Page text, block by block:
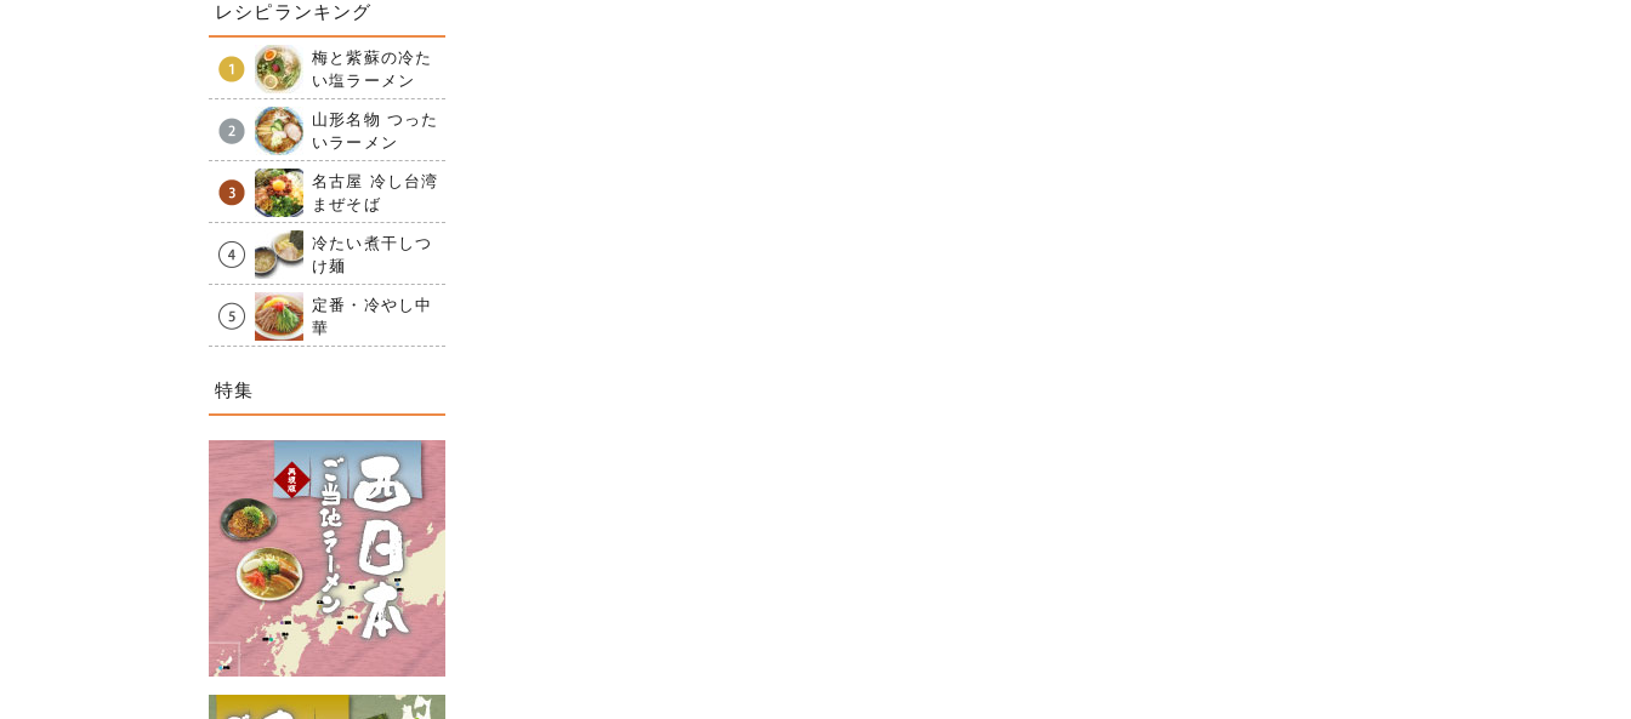
レシピランキング
梅と紫蘇の冷た
い塩ラーメン
山形名物 つった
いラーメン
名古屋 冷し台湾
まぜそば
冷たい煮干しつ
け麺
定番・冷やし中
華
特集